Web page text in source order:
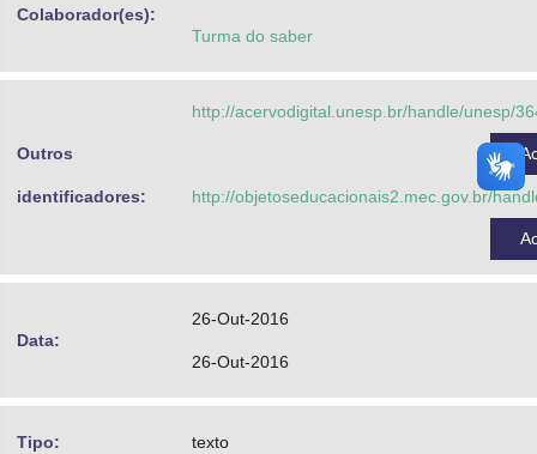
Planalto
Colaborador(es):
Turma do saber
Outros
identificadores:
http://acervodigital.unesp.br/handle/unesp/
http://objetoseducacionais2.mec.gov.br/
Data:
26-Out-2016
26-Out-2016
Tipo: texto